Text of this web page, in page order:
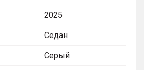
2025
Седан
Серый